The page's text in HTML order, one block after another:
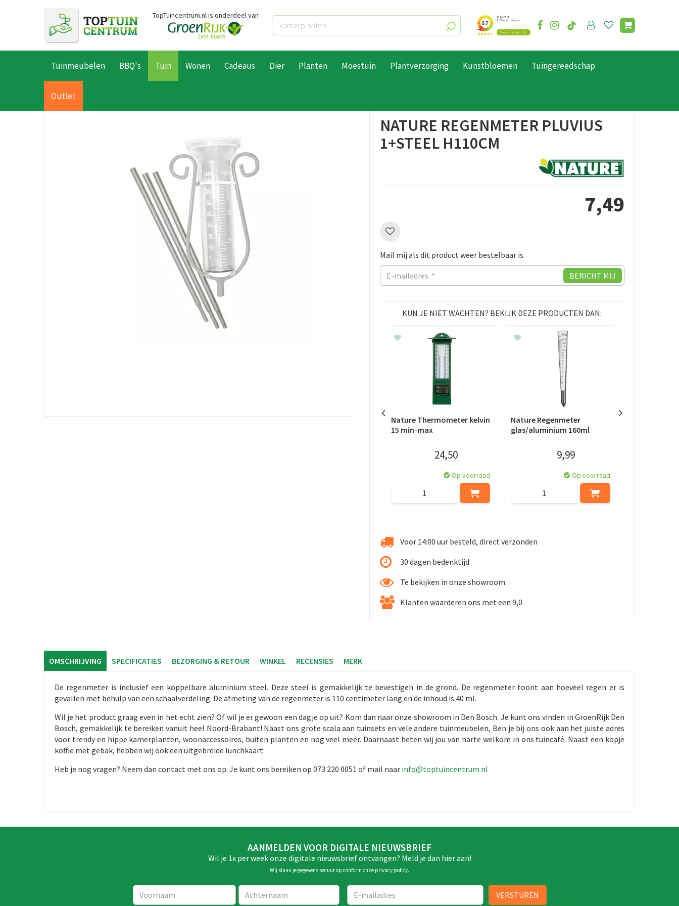
Home Producten
TopTuincentrum.nl is onderdeel van
Tuinmeubelen BBQ's Tuin Wonen Cadeaus Dier Planten Moestuin Plantverzorging Kunstbloemen Tuingereedschap
Outlet
NATURE REGENMETER PLUVIUS
1+STEEL H110CM
7,49
Mail mij als dit product weer bestelbaar is.
KUN JE NIET WACHTEN? BEKIJK DEZE PRODUCTEN DAN:
Nature Thermometer kelvin
15 min-max
24,50
Op voorraad
Nature Regenmeter
glas/aluminium 160ml
9,99
Op voorraad
Voor 14:00 uur besteld, direct verzonden
30 dagen bedenktijd
Te bekijken in onze showroom
Klanten waarderen ons met een 9,0
OMSCHRIJVING SPECIFICATIES BEZORGING & RETOUR WINKEL RECENSIES MERK
De regenmeter is inclusief een koppelbare aluminium steel. Deze steel is gemakkelijk te bevestigen in de grond. De regenmeter toont aan hoeveel regen er is
gevallen met behulp van een schaalverdeling. De afmeting van de regenmeter is 110 centimeter lang en de inhoud is 40 ml.
Wil je het product graag even in het echt zien? Of wil je er gewoon een dagje op uit? Kom dan naar onze showroom in Den Bosch. Je kunt ons vinden in GroenRijk Den
Bosch, gemakkelijk te bereiken vanuit heel Noord-Brabant! Naast ons grote scala aan tuinsets en vele andere tuinmeubelen, Ben je bij ons ook aan het juiste adres
voor trendy en hippe kamerplanten, woonaccessoires, buiten planten en nog veel meer. Daarnaast heten wij jou van harte welkom in ons tuincafé. Naast een kopje
koffie met gebak, hebben wij ook een uitgebreide lunchkaart.
Heb je nog vragen? Neem dan contact met ons op. Je kunt ons bereiken op 073 220 0051 of mail naar info@toptuincentrum.nl
AANMELDEN VOOR DIGITALE NIEUWSBRIEF
Wil je 1x per week onze digitale nieuwsbrief ontvangen? Meld je dan hier aan!
Wij slaan je gegevens secuur op conform onze privacy policy.